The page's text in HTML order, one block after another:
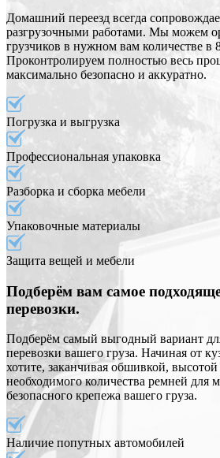
Домашний переезд всегда
разгрузочными работами. Мы можем
грузчиков в нужном вам количестве в
Проконтролируем полностью весь
максимально безопасно и аккуратно.
Погрузка и выгрузка
Профессиональная упаковка
Разборка и сборка мебели
Упаковочные материалы
Защита вещей и мебели
Подберём вам самое
перевозки.
Подберём самый выгодный вариант
перевозки вашего груза. Начиная от
хотите, заканчивая обшивкой,
необходимого количества ремней для
безопасного крепежа вашего груза.
Наличие попутных автомобилей